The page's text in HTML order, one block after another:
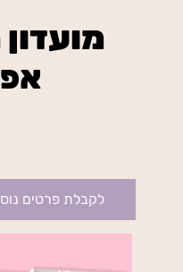
לקבלת פרטים